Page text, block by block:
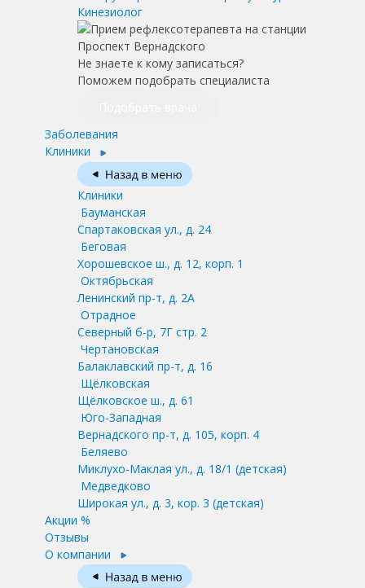
Кинезиолог
Не знаете к кому записаться?
Поможем подобрать специалиста
Заболевания
Клиники
Клиники
Бауманская
Спартаковская ул., д. 24
Беговая
Хорошевское ш., д. 12, корп. 1
Октябрьская
Ленинский пр-т, д. 2А
Отрадное
Северный б-р, 7Г стр. 2
Чертановская
Балаклавский пр-т, д. 16
Щёлковская
Щёлковское ш., д. 61
Юго-Западная
Вернадского пр-т, д. 105, корп. 4
Беляево
Миклухо-Маклая ул., д. 18/1 (детская)
Медведково
Широкая ул., д. 3, кор. 3 (детская)
Акции %
Отзывы
О компании